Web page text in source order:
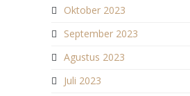
Oktober 2023
September 2023
Agustus 2023
Juli 2023